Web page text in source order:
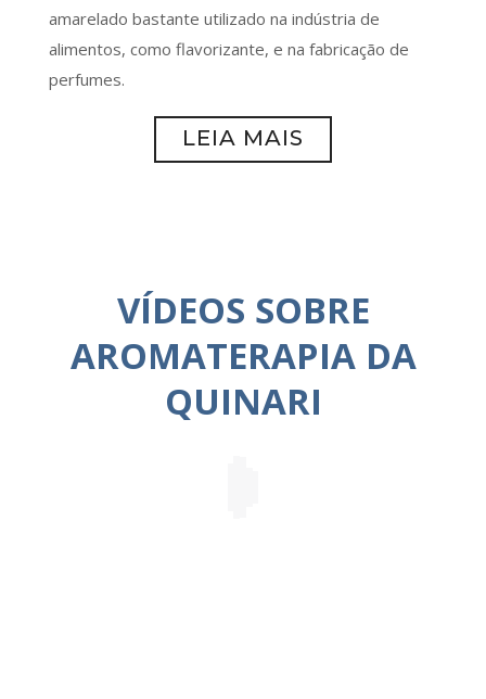
amarelado bastante utilizado na indústria de
alimentos, como flavorizante, e na fabricação de
perfumes.
LEIA MAIS
VÍDEOS SOBRE
AROMATERAPIA DA
QUINARI